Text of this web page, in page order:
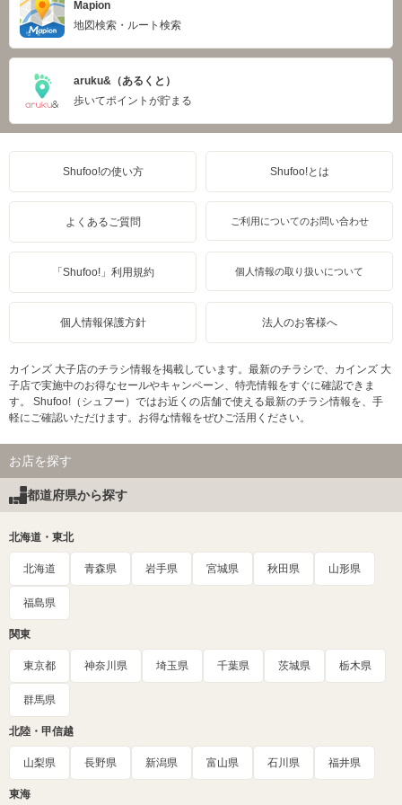
Mapion
地図検索・ルート検索
aruku&（あるくと）
歩いてポイントが貯まる
Shufoo!の使い方 Shufoo!とは
よくあるご質問 ご利用についてのお問い合わせ
「Shufoo!」利用規約 個人情報の取り扱いについて
個人情報保護方針 法人のお客様へ
カインズ 大子店のチラシ情報を掲載しています。最新のチラシで、カインズ 大
子店で実施中のお得なセールやキャンペーン、特売情報をすぐに確認できま
す。 Shufoo!（シュフー）ではお近くの店舗で使える最新のチラシ情報を、手
軽にご確認いただけます。お得な情報をぜひご活用ください。
お店を探す
都道府県から探す
北海道・東北
北海道 青森県 岩手県 宮城県 秋田県 山形県
福島県
関東
東京都 神奈川県 埼玉県 千葉県 茨城県 栃木県
群馬県
北陸・甲信越
山梨県 長野県 新潟県 富山県 石川県 福井県
東海